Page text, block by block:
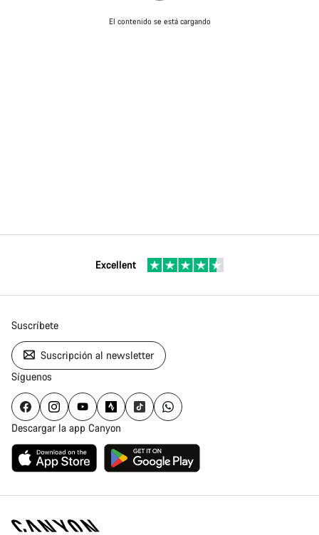
El contenido se está cargando
Excellent
Suscríbete
Suscripción al newsletter
Síguenos
Descargar la app Canyon